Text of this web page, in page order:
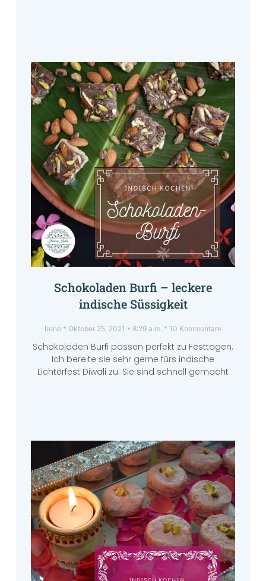
Schokoladen Burfi – leckere
indische Süssigkeit
Irene Oktober 25, 2021 8:29 a.m. 10 Kommentare
Schokoladen Burfi passen perfekt zu Festtagen.
Ich bereite sie sehr gerne fürs indische
Lichterfest Diwali zu. Sie sind schnell gemacht